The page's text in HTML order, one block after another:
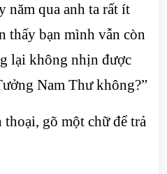
năm qua anh ta rất ít
thấy bạn mình vẫn còn
lại không nhịn được
Nam Thư không?”
gõ một chữ để trả